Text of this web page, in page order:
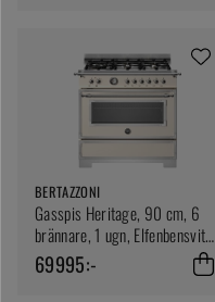
BERTAZZONI
Gasspis Heritage, 90 cm, 6
brännare, 1 ugn, Elfenbensvit -
Bertazzoni
69995:-